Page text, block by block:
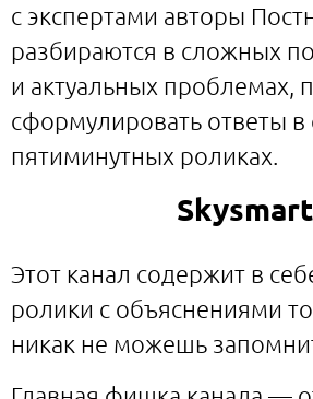
с экспертами авторы
разбираются в сложных
и актуальных проблемах,
сформулировать ответы
пятиминутных роликах.
Skysmart
Этот канал содержит в
ролики с объяснениями
никак не можешь